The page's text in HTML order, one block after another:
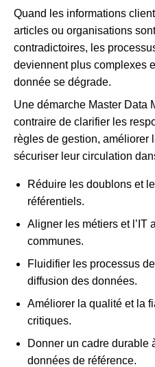
Quand les informations
articles ou organisations
contradictoires, les
deviennent plus complexes
donnée se dégrade.
Une démarche Master Data
contraire de clarifier les
règles de gestion, améliorer
sécuriser leur circulation
Réduire les doublons et
référentiels.
Aligner les métiers et l’IT
communes.
Fluidifier les processus
diffusion des données.
Améliorer la qualité et la
critiques.
Donner un cadre durable
données de référence.